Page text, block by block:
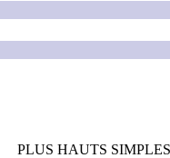
PLUS HAUTS